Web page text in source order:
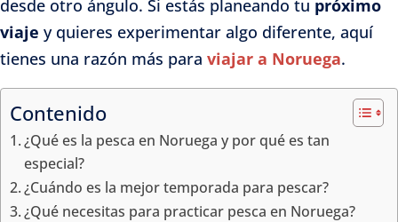
desde otro ángulo. Si estás planeando tu próximo
viaje y quieres experimentar algo diferente, aquí
tienes una razón más para viajar a Noruega.
Contenido
¿Qué es la pesca en Noruega y por qué es tan
especial?
¿Cuándo es la mejor temporada para pescar?
¿Qué necesitas para practicar pesca en Noruega?